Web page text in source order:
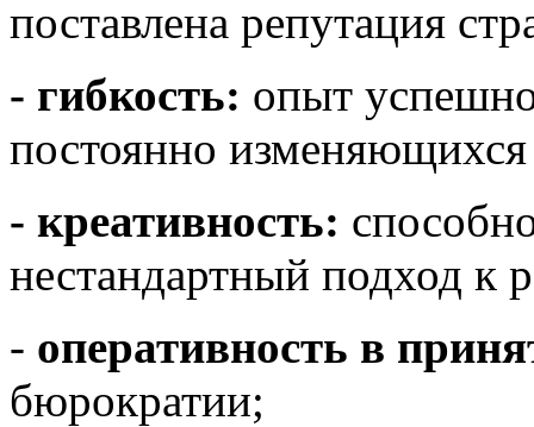
поставлена репутация
- гибкость: опыт
постоянно
- креативность:
нестандартный подход к
- оперативность в
бюрократии;